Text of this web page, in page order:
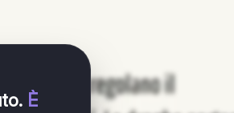
. È